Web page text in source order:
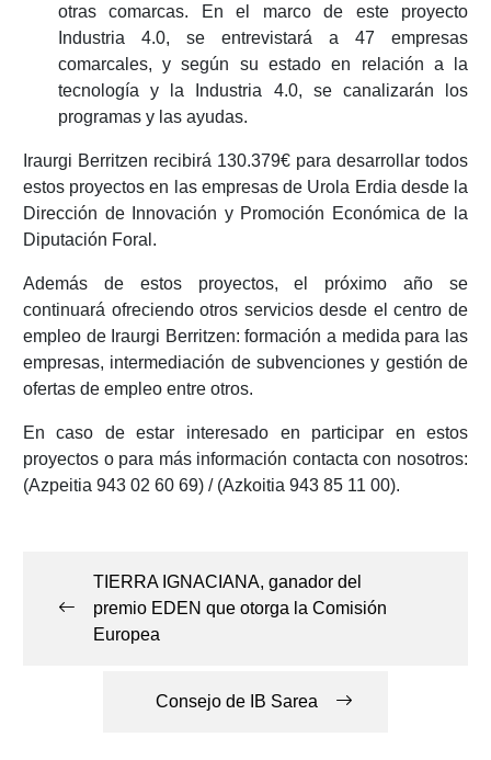
otras comarcas. En el marco de este proyecto
Industria 4.0, se entrevistará a 47 empresas
comarcales, y según su estado en relación a la
tecnología y la Industria 4.0, se canalizarán los
programas y las ayudas.
Iraurgi Berritzen recibirá 130.379€ para desarrollar todos
estos proyectos en las empresas de Urola Erdia desde la
Dirección de Innovación y Promoción Económica de la
Diputación Foral.
Además de estos proyectos, el próximo año se
continuará ofreciendo otros servicios desde el centro de
empleo de Iraurgi Berritzen: formación a medida para las
empresas, intermediación de subvenciones y gestión de
ofertas de empleo entre otros.
En caso de estar interesado en participar en estos
proyectos o para más información contacta con nosotros:
(Azpeitia 943 02 60 69) / (Azkoitia 943 85 11 00).
entradas
TIERRA IGNACIANA, ganador del
premio EDEN que otorga la Comisión
Europea
Consejo de IB Sarea